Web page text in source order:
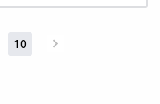
10